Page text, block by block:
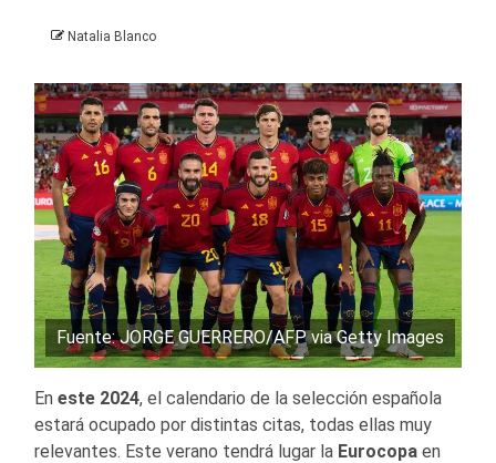
Natalia Blanco
Fuente: JORGE GUERRERO/AFP via Getty Images
En este 2024, el calendario de la selección española
estará ocupado por distintas citas, todas ellas muy
relevantes. Este verano tendrá lugar la Eurocopa en